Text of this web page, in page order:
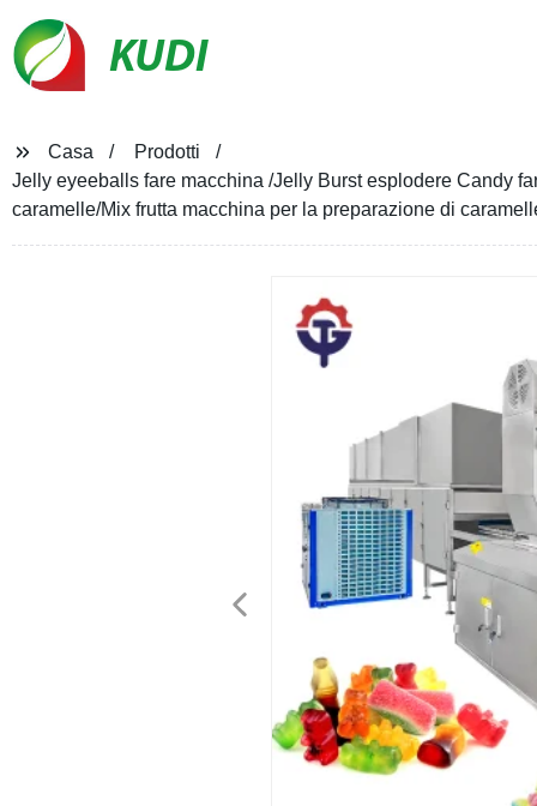
KUDI
Casa
Prodotti
Jelly eyeeballs fare macchina /Jelly Burst esplodere Candy
caramelle/Mix frutta macchina per la preparazione di